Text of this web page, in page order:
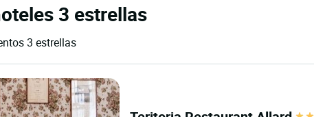
3 estrellas
3 estrellas